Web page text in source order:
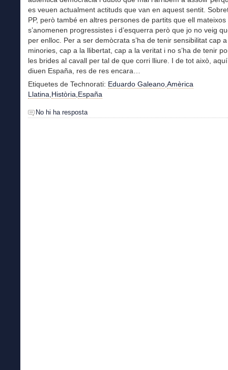
es veuen actualment actituds que van en aquest sentit.
PP, però també en altres persones de partits que ell mateixos
s’anomenen progressistes i d’esquerra però que jo no veig
per enlloc. Per a ser demòcrata s’ha de tenir sensibilitat cap
minories, cap a la llibertat, cap a la veritat i no s’ha de tenir
les brides al cavall per tal de que corri lliure. I de tot això,
diuen España, res de res encara…
Etiquetes de Technorati: Eduardo Galeano Amèrica
Llatina Història España
No hi ha resposta